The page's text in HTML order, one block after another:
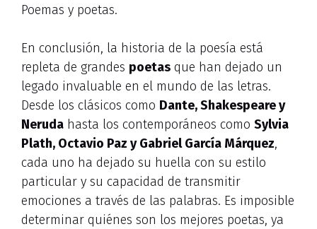
Poemas y poetas.
En conclusión, la historia de la poesía está
repleta de grandes poetas que han dejado un
legado invaluable en el mundo de las letras.
Desde los clásicos como Dante, Shakespeare y
Neruda hasta los contemporáneos como Sylvia
Plath, Octavio Paz y Gabriel García Márquez,
cada uno ha dejado su huella con su estilo
particular y su capacidad de transmitir
emociones a través de las palabras. Es imposible
determinar quiénes son los mejores poetas, ya